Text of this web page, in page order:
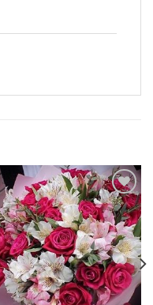
Add to
wishlist